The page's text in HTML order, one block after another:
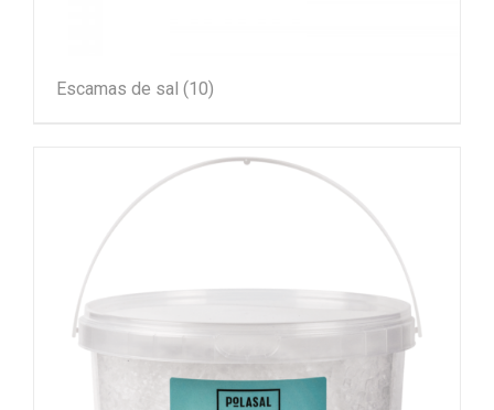
Escamas de sal (10)